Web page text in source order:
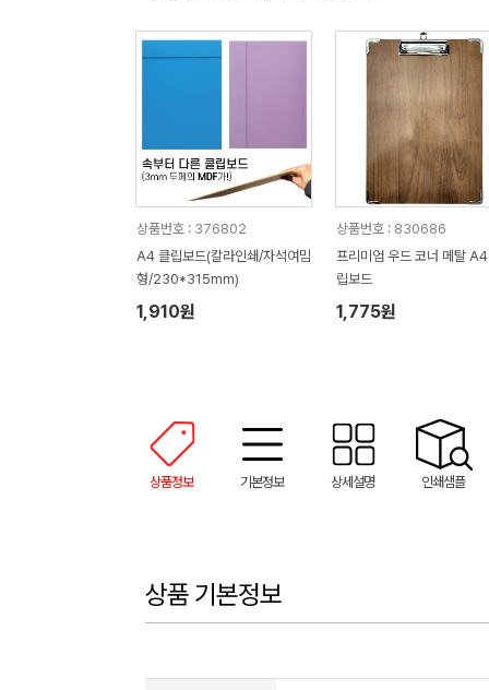
상품번호 : 376802
A4 클립보드(칼라인쇄/자석여밈
형/230*315mm)
1,910원
상품번호 : 830686
프리미엄 우드 코너 메탈
립보드
1,775원
상품정보 기본정보 상세설명 인쇄샘플
상품 기본정보